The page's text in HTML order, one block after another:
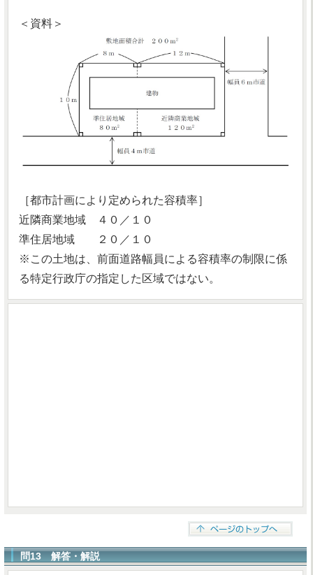
＜資料＞
［都市計画により定められた容積率］
近隣商業地域 ４０／１０
準住居地域 ２０／１０
※この土地は、前面道路幅員による容積率の制限に係
る特定行政庁の指定した区域ではない。
問13 解答・解説